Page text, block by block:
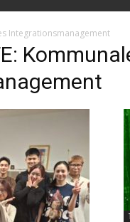
Integrationsmanagement